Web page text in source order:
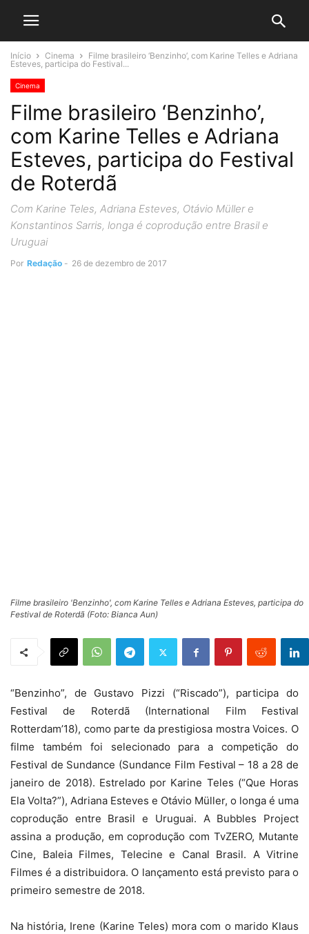
Início Cinema
Filme brasileiro ‘Benzinho’, com Karine Telles e Adriana
Esteves, participa do Festival...
Cinema
Filme brasileiro ‘Benzinho’,
com Karine Telles e Adriana
Esteves, participa do Festival
de Roterdã
Com Karine Teles, Adriana Esteves, Otávio Müller e
Konstantinos Sarris, longa é coprodução entre Brasil e
Uruguai
Por Redação - 26 de dezembro de 2017
Filme brasileiro 'Benzinho', com Karine Telles e Adriana Esteves, participa do
Festival de Roterdã (Foto: Bianca Aun)
“Benzinho”, de Gustavo Pizzi (“Riscado”), participa do
Festival de Roterdã (International Film Festival
Rotterdam’18), como parte da prestigiosa mostra Voices. O
filme também foi selecionado para a competição do
Festival de Sundance (Sundance Film Festival – 18 a 28 de
janeiro de 2018). Estrelado por Karine Teles (“Que Horas
Ela Volta?”), Adriana Esteves e Otávio Müller, o longa é uma
coprodução entre Brasil e Uruguai. A Bubbles Project
assina a produção, em coprodução com TvZERO, Mutante
Cine, Baleia Filmes, Telecine e Canal Brasil. A Vitrine
Filmes é a distribuidora. O lançamento está previsto para o
primeiro semestre de 2018.
Na história, Irene (Karine Teles) mora com o marido Klaus